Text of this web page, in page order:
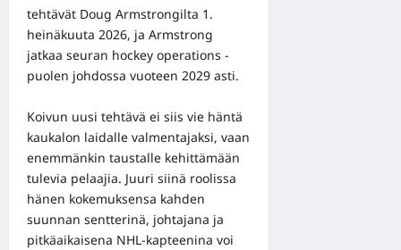
tehtävät Doug Armstrongilta 1.
heinäkuuta 2026, ja Armstrong
jatkaa seuran hockey operations -
puolen johdossa vuoteen 2029 asti.
Koivun uusi tehtävä ei siis vie häntä
kaukalon laidalle valmentajaksi, vaan
enemmänkin taustalle kehittämään
tulevia pelaajia. Juuri siinä roolissa
hänen kokemuksensa kahden
suunnan sentterinä, johtajana ja
pitkäaikaisena NHL-kapteenina voi